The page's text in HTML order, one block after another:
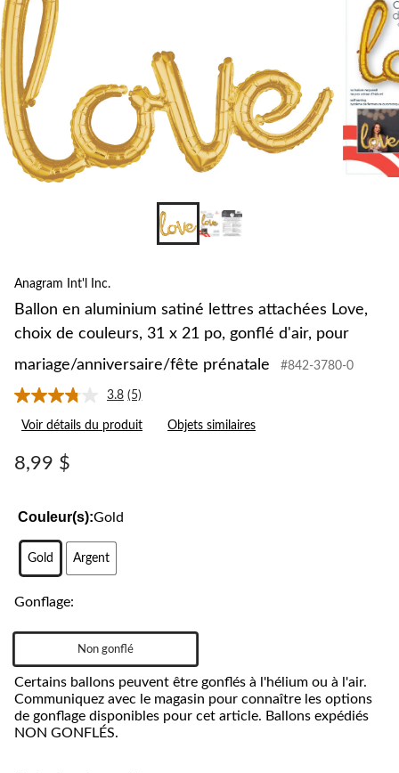
de
31
x
21
po,
Anagram Int'l Inc.
Ballon en aluminium satiné lettres attachées Love,
choix de couleurs, 31 x 21 po, gonflé d'air, pour
mariage/anniversaire/fête prénatale
#842-3780-0
3.8 Lire
les
5
(5)
Voir détails du produit Objets similaires
8,99 $
Couleur(s):Gold
Gold Argent
Gonflage:
Non gonflé
Certains ballons peuvent être gonflés à l'hélium ou à l'air.
Communiquez avec le magasin pour connaître les options
de gonflage disponibles pour cet article. Ballons expédiés
NON GONFLÉS.